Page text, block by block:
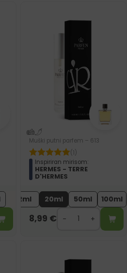
Muški putni parfem – 613
(1)
Inspiriran mirisom:
HERMES - TERRE
D'HERMES
2ml 20ml 50ml 100ml
8,99 €